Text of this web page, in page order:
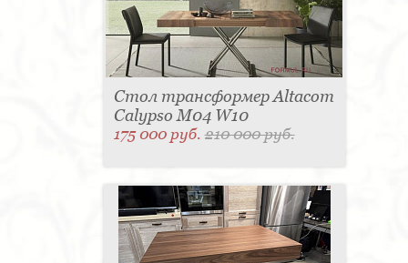
Стол трансформер Altacom
Calypso M04 W10
175 000 руб.210 000 руб.